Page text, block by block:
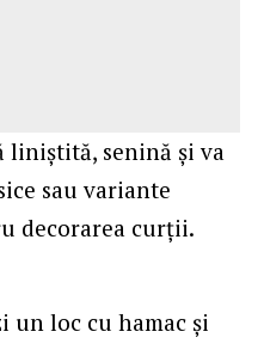
liniștită, senină și va
sau variante
decorarea curții.
un loc cu hamac și